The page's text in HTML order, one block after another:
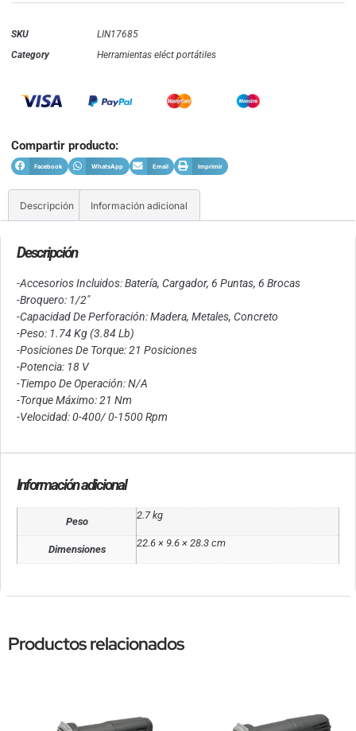
SKU
LIN17685
Category
Herramientas eléct portátiles
Compartir producto:
Facebook WhatsApp Email Imprimir
Descripción Información adicional
Descripción
-Accesorios Incluidos: Batería, Cargador, 6 Puntas, 6 Brocas
-Broquero: 1/2″
-Capacidad De Perforación: Madera, Metales, Concreto
-Peso: 1.74 Kg (3.84 Lb)
-Posiciones De Torque: 21 Posiciones
-Potencia: 18 V
-Tiempo De Operación: N/A
-Torque Máximo: 21 Nm
-Velocidad: 0-400/ 0-1500 Rpm
Información adicional
Peso
2.7 kg
Dimensiones
22.6 × 9.6 × 28.3 cm
Productos relacionados